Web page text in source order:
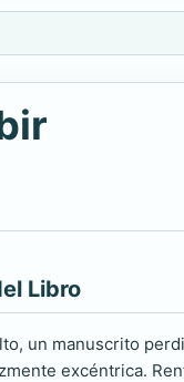
Libro
un manuscrito
excéntrica.